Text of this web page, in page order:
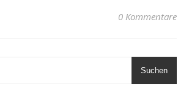
0 Kommentare
Suchen